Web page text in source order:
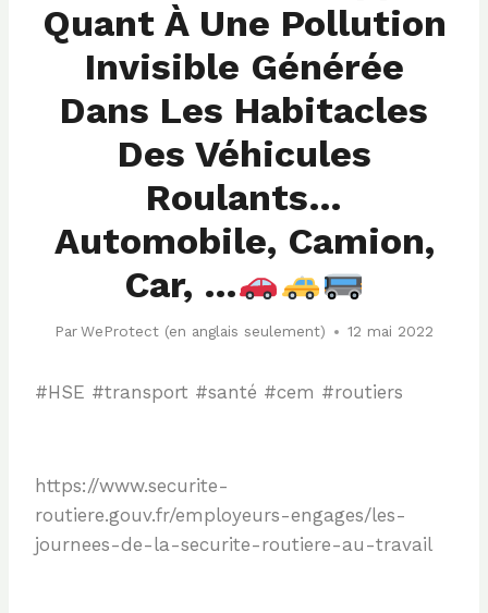
Quant À Une Pollution
Invisible Générée
Dans Les Habitacles
Des Véhicules
Roulants…
Automobile, Camion,
Car, …
ParWeProtect (en anglais seulement) 12 mai 2022
#HSE #transport #santé #cem #routiers
https://www.securite-
routiere.gouv.fr/employeurs-engages/les-
journees-de-la-securite-routiere-au-travail